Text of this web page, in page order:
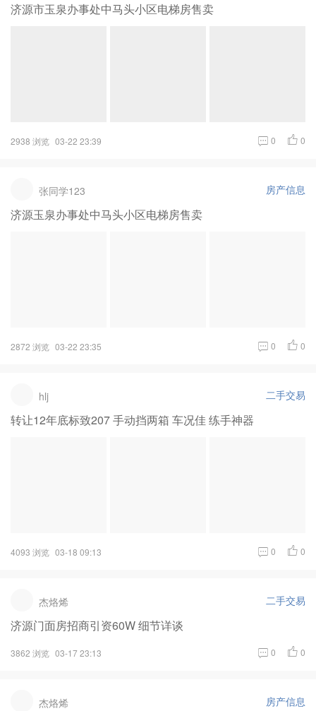
济源市玉泉办事处中马头小区电梯房售卖
2938 浏览 03-22 23:39 0 0
张同学123 房产信息
济源玉泉办事处中马头小区电梯房售卖
2872 浏览 03-22 23:35 0 0
hlj 二手交易
转让12年底标致207 手动挡两箱 车况佳 练手神器
4093 浏览 03-18 09:13 0 0
杰烙烯 二手交易
济源门面房招商引资60W 细节详谈
3862 浏览 03-17 23:13 0 0
杰烙烯 房产信息